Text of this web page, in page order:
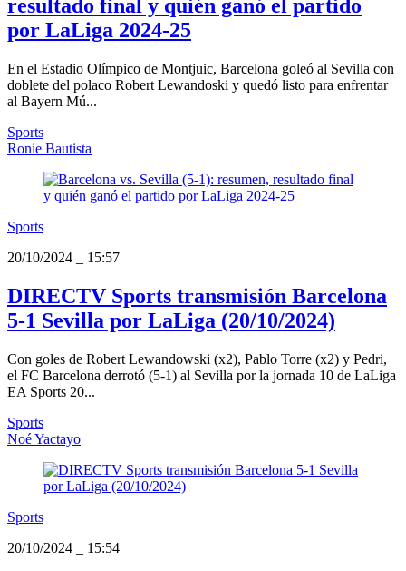
resultado final y quién ganó el partido
por LaLiga 2024-25
En el Estadio Olímpico de Montjuic, Barcelona goleó al Sevilla con
doblete del polaco Robert Lewandoski y quedó listo para enfrentar
al Bayern Mú...
Sports
Ronie Bautista
Sports
20/10/2024
15:57
DIRECTV Sports transmisión Barcelona
5-1 Sevilla por LaLiga (20/10/2024)
Con goles de Robert Lewandowski (x2), Pablo Torre (x2) y Pedri,
el FC Barcelona derrotó (5-1) al Sevilla por la jornada 10 de LaLiga
EA Sports 20...
Sports
Noé Yactayo
Sports
20/10/2024
15:54